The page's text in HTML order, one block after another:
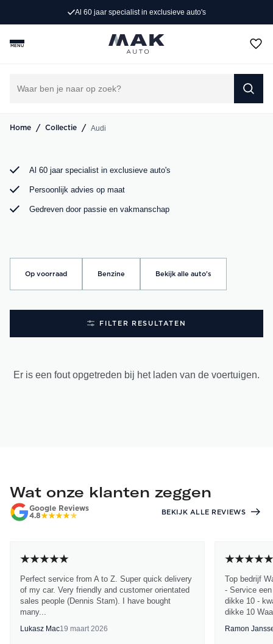
Persoonlijk advies op maat
MENU
Home / Collectie / Audi
Op zoek naar een exclusieve Audi occasion? Bij MAK
Auto vind je een zorgvuldig geselecteerd aanbod, van de
sportieve Audi A3 tot de krachtige Audi RS6. Bekijk ons
Al 60 jaar specialist in exclusieve auto's
Persoonlijk advies op maat
Gedreven door passie en vakmanschap
Op voorraad Benzine Bekijk alle auto's
FILTER RESULTATEN
Er is een fout opgetreden bij het laden van de voertuigen.
Wat onze klanten zeggen
Google Reviews
4.8
BEKIJK ALLE REVIEWS
Perfect service from A to Z. Super quick delivery
of my car. Very friendly and customer orientated
sales people (Dennis Stam). I have bought
many...
Lukasz Mac19 maart 2026
Top bedrijf
- Service
dikke 10 -
dikke 10
Ramon